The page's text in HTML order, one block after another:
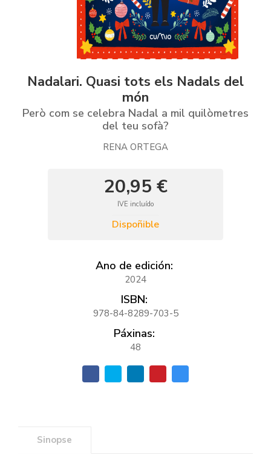
Nadalari. Quasi tots els Nadals del
món
Però com se celebra Nadal a mil quilòmetres
del teu sofà?
RENA ORTEGA
20,95 €
IVE incluído
Dispoñible
Ano de edición:
2024
ISBN:
978-84-8289-703-5
Páxinas:
48
Sinopse